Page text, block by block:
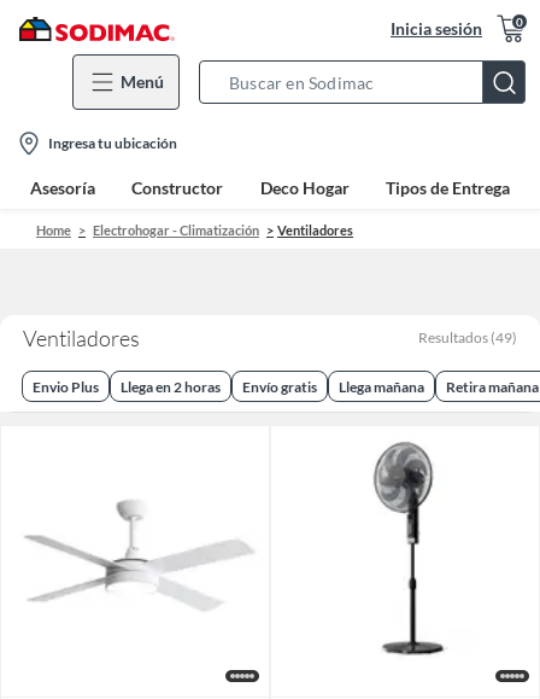
Inicia sesión 0
Menú
Bar
location-
icon
Ingresa tu ubicación
Asesoría Constructor Deco Hogar Tipos de Entrega
Home Electrohogar - Climatización Ventiladores
Ventiladores Resultados (49)
Envio Plus Llega en 2 horas Envío gratis Llega mañana Retira mañana